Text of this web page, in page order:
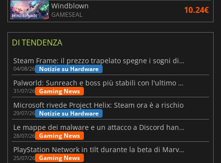
Windblown
GAMESEAL 10.24€
DI TENDENZA
Steam Frame: il prezzo trapelato spegne i sogni di un VR economico
04/08/26 Notizie su Hardware
Palworld: Sunreach e boss più stabili con l'ultimo update
31/07/26 Gaming News
Microsoft rivede Project Helix: Steam ora è a rischio
29/07/26 Notizie su Hardware
Le mappe dei malware e un attacco a Discord hanno colpito Meccha Chameleon
28/07/26 Gaming News
PlayStation Network in tilt durante la beta di Marvel Tōkon
25/07/26 Gaming News